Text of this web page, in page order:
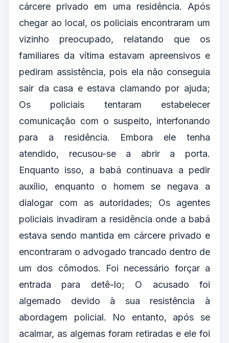
cárcere privado em uma residência. Após
chegar ao local, os policiais encontraram um
vizinho preocupado, relatando que os
familiares da vítima estavam apreensivos e
pediram assistência, pois ela não conseguia
sair da casa e estava clamando por ajuda;
Os policiais tentaram estabelecer
comunicação com o suspeito, interfonando
para a residência. Embora ele tenha
atendido, recusou-se a abrir a porta.
Enquanto isso, a babá continuava a pedir
auxílio, enquanto o homem se negava a
dialogar com as autoridades; Os agentes
policiais invadiram a residência onde a babá
estava sendo mantida em cárcere privado e
encontraram o advogado trancado dentro de
um dos cômodos. Foi necessário forçar a
entrada para detê-lo; O acusado foi
algemado devido à sua resistência à
abordagem policial. No entanto, após se
acalmar, as algemas foram retiradas e ele foi